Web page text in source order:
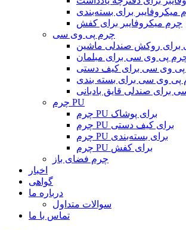
میکروفایبر برای بسته‌بندی
چرم میکروفایبر برای کفش
چرم پی وی سی
روکش صندلی ماشین
پی وی سی برای مبلمان
وی سی برای کیف دستی
پی وی سی برای بسته بندی
برای صندلی قایق بادبانی
چرم PU
چرم PU برای پوشاک
چرم PU برای کیف دستی
چرم PU برای بسته‌بندی
چرم PU برای کفش
چرم فضای باز
اخبار
گواهی
درباره ما
سوالات متداول
تماس با ما